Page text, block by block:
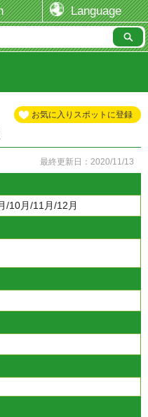
Language
お気に入りスポットに登録
最終更新日：2020/11/13
/10月/11月/12月